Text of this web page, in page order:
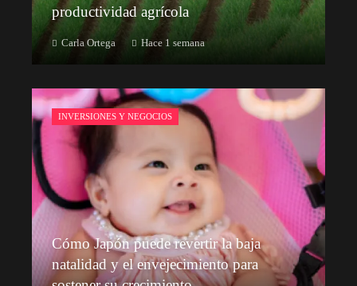
productividad agrícola
Carla Ortega Hace 1 semana
INVERSIONES Y NEGOCIOS
Cómo Japón puede revertir la baja
natalidad y el envejecimiento para